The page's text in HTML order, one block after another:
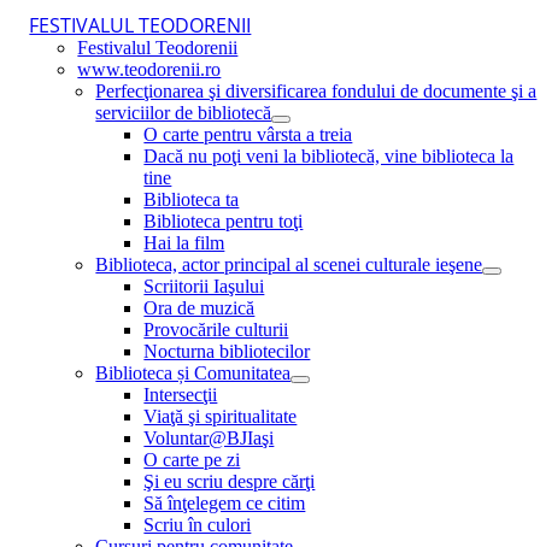
FESTIVALUL TEODORENII
Festivalul Teodorenii
www.teodorenii.ro
Perfecţionarea şi diversificarea fondului de documente şi a
serviciilor de bibliotecă
O carte pentru vârsta a treia
Dacă nu poţi veni la bibliotecă, vine biblioteca la
tine
Biblioteca ta
Biblioteca pentru toţi
Hai la film
Biblioteca, actor principal al scenei culturale ieşene
Scriitorii Iaşului
Ora de muzică
Provocările culturii
Nocturna bibliotecilor
Biblioteca și Comunitatea
Intersecţii
Viaţă şi spiritualitate
Voluntar@BJIaşi
O carte pe zi
Şi eu scriu despre cărţi
Să înţelegem ce citim
Scriu în culori